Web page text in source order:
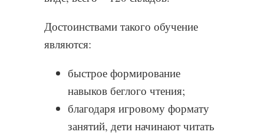
Достоинствами такого обучение
являются:
быстрое формирование
навыков беглого чтения;
благодаря игровому формату
занятий, дети начинают читать